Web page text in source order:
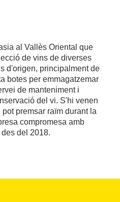
al Vallès Oriental que
de vins de diverses
d'origen, principalment de
botes per emmagatzemar
de manteniment i
del vi. S'hi venen
premsar raïm durant la
compromesa amb
del 2018.